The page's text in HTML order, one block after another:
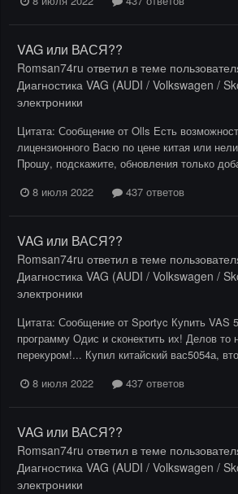
VAG или ВАСЯ??
Romsan74ru ответил в теме
Диагностика VAG (AUDI / Volkswagen /
электроники
Цитата: Сообщение от Olls Есть
лицензионного Васю по цене китая или
Прошу, подскажите, обновления только
8 июля 2022
437 ответов
VAG или ВАСЯ??
Romsan74ru ответил в теме
Диагностика VAG (AUDI / Volkswagen /
электроники
Цитата: Сообщение от Sportyc Купить VAS
программу Одис и сконектить их! Делов то
перекуром!... Купил китайский вас5054а,
8 июля 2022
437 ответов
VAG или ВАСЯ??
Romsan74ru ответил в теме
Диагностика VAG (AUDI / Volkswagen /
электроники